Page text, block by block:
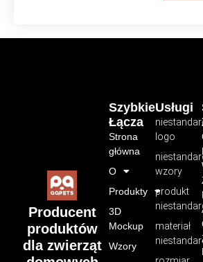
Producent
produktów
dla zwierząt
Usługi
logo
wzory
produkt
materiał
Szybkie
Łącza
Strona
główna
O
Produkty
3D
Mockup
Wzory